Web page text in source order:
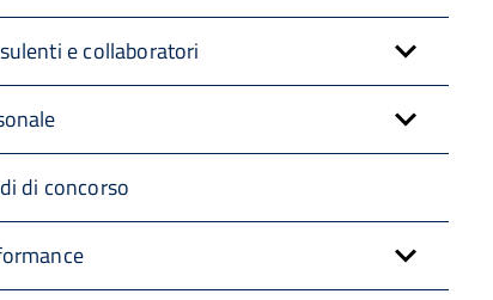
e collaboratori
di concorso